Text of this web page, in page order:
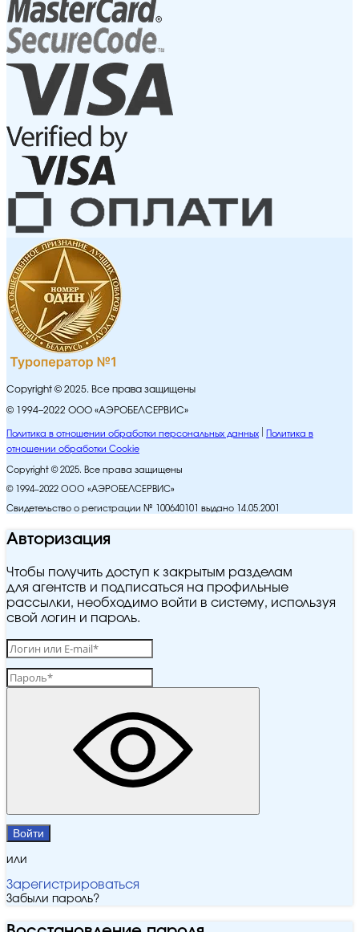
Copyright © 2025. Все права защищены
© 1994–2022 ООО «АЭРОБЕЛСЕРВИС»
Политика в отношении обработки персональных данных
Политика в
отношении обработки Cookie
Copyright © 2025. Все права защищены
© 1994–2022 ООО «АЭРОБЕЛСЕРВИС»
Свидетельство о регистрации № 100640101 выдано 14.05.2001
Авторизация
Чтобы получить доступ к закрытым разделам
для агентств и подписаться на профильные
рассылки, необходимо войти в систему, используя
свой логин и пароль.
Войти
или
Зарегистрироваться
Забыли пароль?